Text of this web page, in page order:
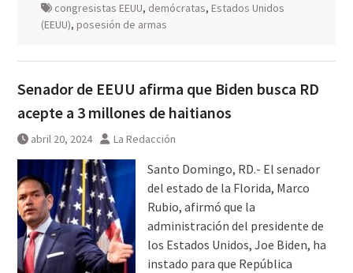
congresistas EEUU, demócratas, Estados Unidos
(EEUU), posesión de armas
Senador de EEUU afirma que Biden busca RD
acepte a 3 millones de haitianos
abril 20, 2024 La Redacción
Santo Domingo, RD.- El senador
del estado de la Florida, Marco
Rubio, afirmó que la
administración del presidente de
los Estados Unidos, Joe Biden, ha
instado para que República